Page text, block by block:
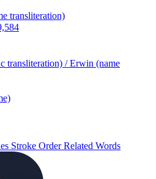
transliteration)
transliteration) / Erwin (name
Stroke OrderRelated Words